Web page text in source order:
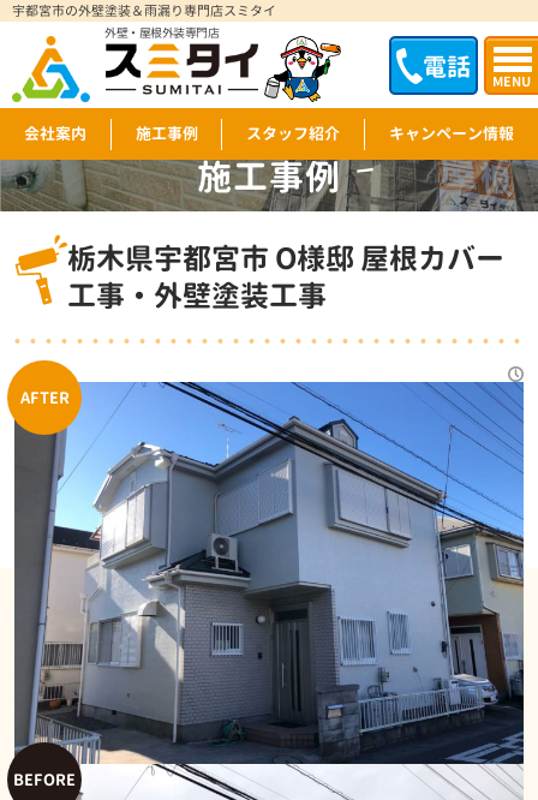
電話 MENU
宇都宮市の外壁塗装＆雨漏り専門店スミタイ
外壁・屋根外装専門店
会社案内 施工事例 スタッフ紹介 キャンペーン情報
施工事例
WORKS
栃木県宇都宮市 O様邸 屋根カバー
工事・外壁塗装工事